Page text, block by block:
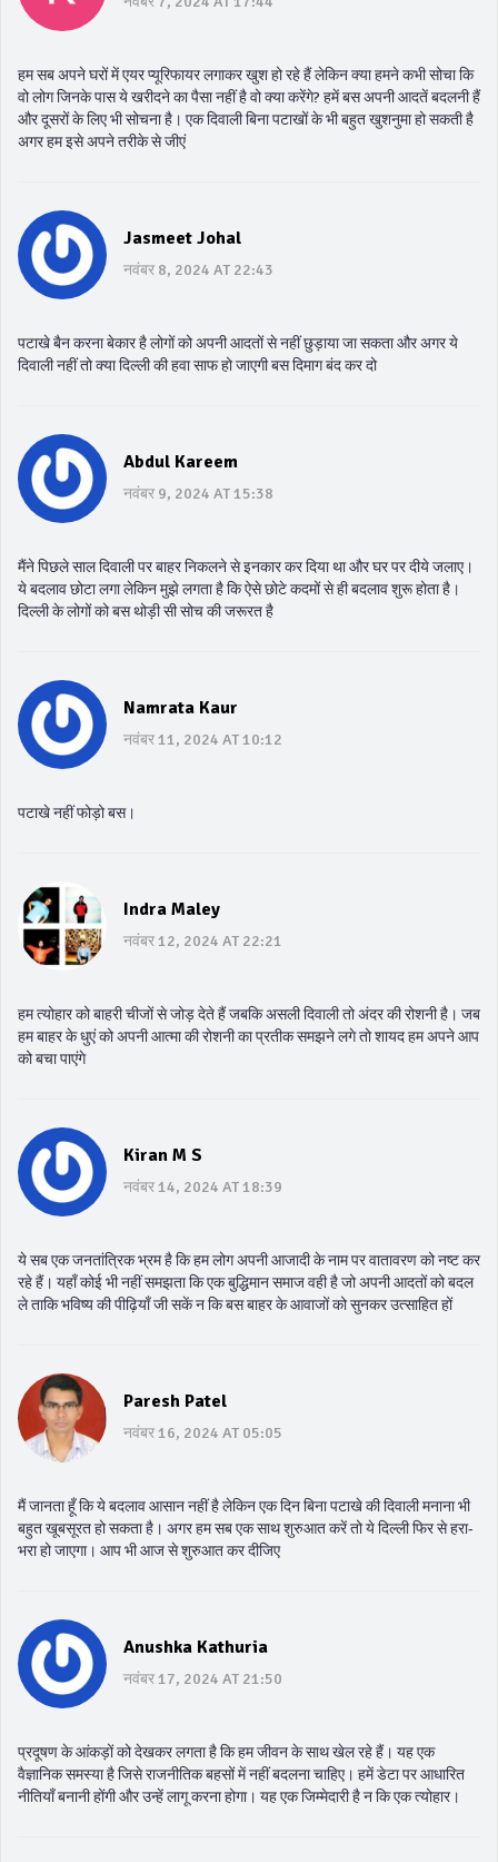
हम सब अपने घरों में एयर प्यूरिफायर लगाकर खुश हो रहे हैं लेकिन क्या हमने कभी सोचा कि
वो लोग जिनके पास ये खरीदने का पैसा नहीं है वो क्या करेंगे? हमें बस अपनी आदतें बदलनी हैं
और दूसरों के लिए भी सोचना है। एक दिवाली बिना पटाखों के भी बहुत खुशनुमा हो सकती है
अगर हम इसे अपने तरीके से जीएं
Jasmeet Johal
नवंबर 8, 2024 AT 22:43
पटाखे बैन करना बेकार है लोगों को अपनी आदतों से नहीं छुड़ाया जा सकता और अगर ये
दिवाली नहीं तो क्या दिल्ली की हवा साफ हो जाएगी बस दिमाग बंद कर दो
Abdul Kareem
नवंबर 9, 2024 AT 15:38
मैंने पिछले साल दिवाली पर बाहर निकलने से इनकार कर दिया था और घर पर दीये जलाए।
ये बदलाव छोटा लगा लेकिन मुझे लगता है कि ऐसे छोटे कदमों से ही बदलाव शुरू होता है।
दिल्ली के लोगों को बस थोड़ी सी सोच की जरूरत है
Namrata Kaur
नवंबर 11, 2024 AT 10:12
पटाखे नहीं फोड़ो बस।
Indra Maley
नवंबर 12, 2024 AT 22:21
हम त्योहार को बाहरी चीजों से जोड़ देते हैं जबकि असली दिवाली तो अंदर की रोशनी है। जब
हम बाहर के धुएं को अपनी आत्मा की रोशनी का प्रतीक समझने लगे तो शायद हम अपने आप
को बचा पाएंगे
Kiran M S
नवंबर 14, 2024 AT 18:39
ये सब एक जनतांत्रिक भ्रम है कि हम लोग अपनी आजादी के नाम पर वातावरण को नष्ट कर
रहे हैं। यहाँ कोई भी नहीं समझता कि एक बुद्धिमान समाज वही है जो अपनी आदतों को बदल
ले ताकि भविष्य की पीढ़ियाँ जी सकें न कि बस बाहर के आवाजों को सुनकर उत्साहित हों
Paresh Patel
नवंबर 16, 2024 AT 05:05
मैं जानता हूँ कि ये बदलाव आसान नहीं है लेकिन एक दिन बिना पटाखे की दिवाली मनाना भी
बहुत खूबसूरत हो सकता है। अगर हम सब एक साथ शुरुआत करें तो ये दिल्ली फिर से हरा-
भरा हो जाएगा। आप भी आज से शुरुआत कर दीजिए
Anushka Kathuria
नवंबर 17, 2024 AT 21:50
प्रदूषण के आंकड़ों को देखकर लगता है कि हम जीवन के साथ खेल रहे हैं। यह एक
वैज्ञानिक समस्या है जिसे राजनीतिक बहसों में नहीं बदलना चाहिए। हमें डेटा पर आधारित
नीतियाँ बनानी होंगी और उन्हें लागू करना होगा। यह एक जिम्मेदारी है न कि एक त्योहार।